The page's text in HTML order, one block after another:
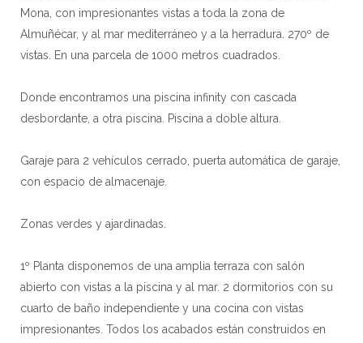
Mona, con impresionantes vistas a toda la zona de
Almuñécar, y al mar mediterráneo y a la herradura. 270º de
vistas. En una parcela de 1000 metros cuadrados.
Donde encontramos una piscina infinity con cascada
desbordante, a otra piscina. Piscina a doble altura.
Garaje para 2 vehículos cerrado, puerta automática de garaje,
con espacio de almacenaje.
Zonas verdes y ajardinadas.
1º Planta disponemos de una amplia terraza con salón
abierto con vistas a la piscina y al mar. 2 dormitorios con su
cuarto de baño independiente y una cocina con vistas
impresionantes. Todos los acabados están construidos en